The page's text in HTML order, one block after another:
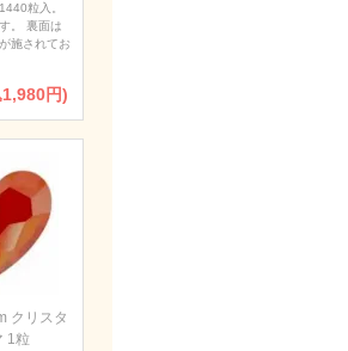
粒入。
。 裏面は
施されてお
円)
クリスタ
1粒